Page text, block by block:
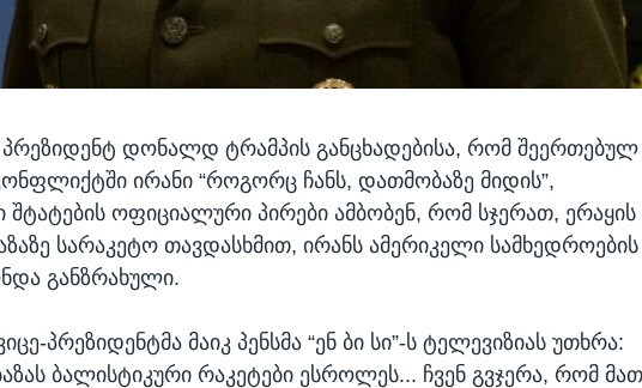
პრეზიდენტ დონალდ ტრამპის განცხადებისა, რომ შეერთებულ
ირანი “როგორც ჩანს, დათმობაზე მიდის”,
ოფიციალური პირები ამბობენ, რომ სჯერათ, ერაყის
სარაკეტო თავდასხმით, ირანს ამერიკელი სამხედროების
განზრახული.
პრეზიდენტმა მაიკ პენსმა “ენ ბი სი”-ს ტელევიზიას უთხრა:
ბალისტიკური რაკეტები ესროლეს... ჩვენ გვჯერა, რომ მათ